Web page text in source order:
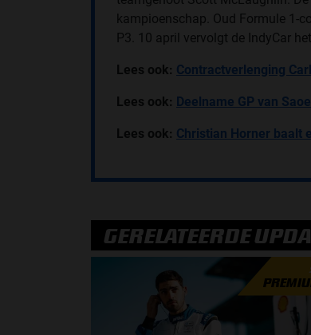
kampioenschap. Oud Formule 1-
P3. 10 april vervolgt de IndyCar
Lees ook: Contractverlenging
Lees ook: Deelname GP van
Lees ook: Christian Horner baalt
GERELATEERDE